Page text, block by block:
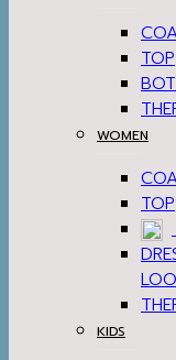
TOP
WOMEN
TOP
KIDS